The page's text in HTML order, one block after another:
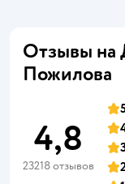
Отзывы на
Пожилова
4,8
23218 отзывов